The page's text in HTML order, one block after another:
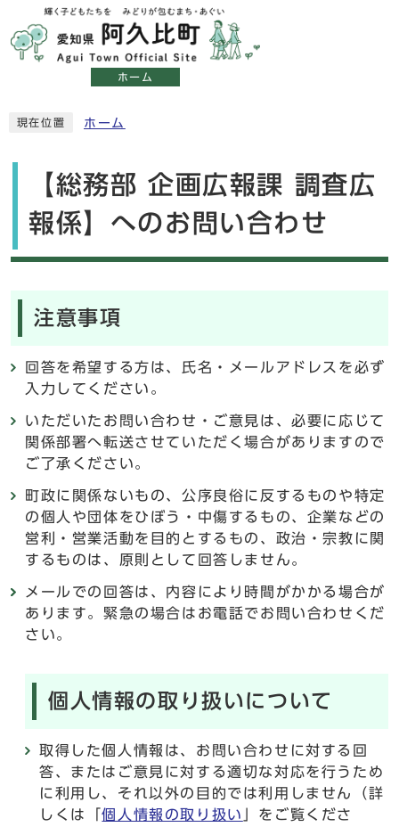
ホーム
現在位置 ホーム
【総務部 企画広報課 調査広
報係】へのお問い合わせ
注意事項
回答を希望する方は、氏名・メールアドレスを必ず
入力してください。
いただいたお問い合わせ・ご意見は、必要に応じて
関係部署へ転送させていただく場合がありますので
ご了承ください。
町政に関係ないもの、公序良俗に反するものや特定
の個人や団体をひぼう・中傷するもの、企業などの
営利・営業活動を目的とするもの、政治・宗教に関
するものは、原則として回答しません。
メールでの回答は、内容により時間がかかる場合が
あります。緊急の場合はお電話でお問い合わせくだ
さい。
個人情報の取り扱いについて
取得した個人情報は、お問い合わせに対する回
答、またはご意見に対する適切な対応を行うため
に利用し、それ以外の目的では利用しません（詳
しくは「個人情報の取り扱い
」をご覧くださ